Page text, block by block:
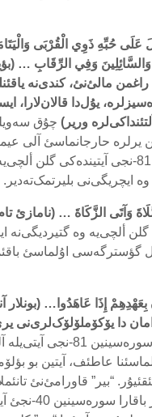
عَلَى حُبِّهِ ذَوِي الْقُرْبَى
وَالسَّائِلِينَ وَفِي الرِّقَابِ …
مالئ‌نئ، کندی‌نە
یۇل‌دا قالان‌لارا،
وریر) چۇق
یرلرە حارجانماسئ آلی
سورەسینین 81-نجی آیتیندەکی گلن
ایچریگی‌نی بلیرتمک‌تەدیر.
وَآتَى الزَّكَاةَ … (نامازئ
گلن ألچی‌یە وە گتیردیگی‌نە
گؤسترگەسی اۇلماسئ
إِذَا عَاهَدُوا… (بونلار
دا یۆکۆملۆلۆک‌لری‌نی
آلی عیمران سورەسینین 81-
عاطئف، آیتین بو
“بیر” قاورامئ‌نئ
سؤیلەدیگینیز